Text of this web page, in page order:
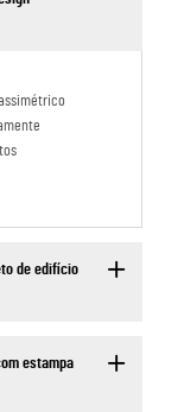
de edifício
estampa